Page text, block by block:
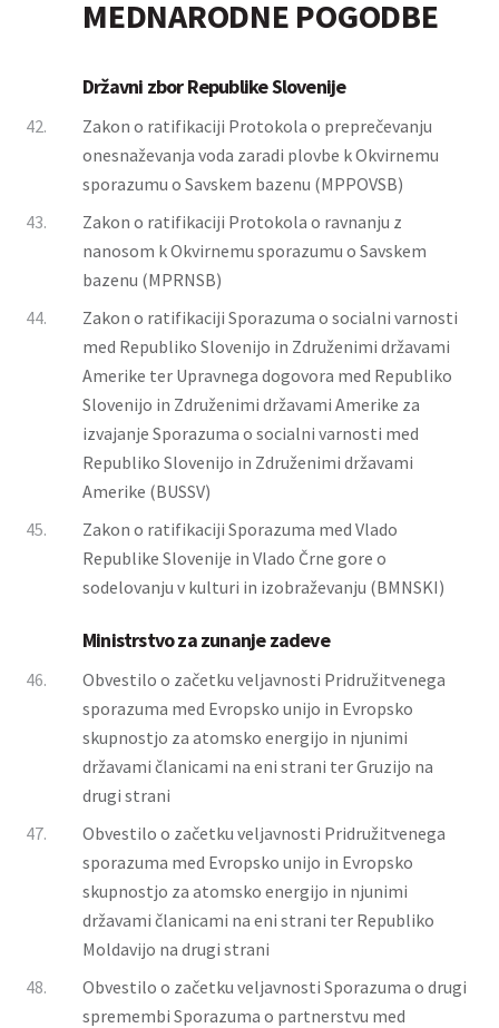
MEDNARODNE POGODBE
Državni zbor Republike Slovenije
42.
Zakon o ratifikaciji Protokola o preprečevanju
onesnaževanja voda zaradi plovbe k Okvirnemu
sporazumu o Savskem bazenu (MPPOVSB)
43.
Zakon o ratifikaciji Protokola o ravnanju z
nanosom k Okvirnemu sporazumu o Savskem
bazenu (MPRNSB)
44.
Zakon o ratifikaciji Sporazuma o socialni varnosti
med Republiko Slovenijo in Združenimi državami
Amerike ter Upravnega dogovora med Republiko
Slovenijo in Združenimi državami Amerike za
izvajanje Sporazuma o socialni varnosti med
Republiko Slovenijo in Združenimi državami
Amerike (BUSSV)
45.
Zakon o ratifikaciji Sporazuma med Vlado
Republike Slovenije in Vlado Črne gore o
sodelovanju v kulturi in izobraževanju (BMNSKI)
Ministrstvo za zunanje zadeve
46.
Obvestilo o začetku veljavnosti Pridružitvenega
sporazuma med Evropsko unijo in Evropsko
skupnostjo za atomsko energijo in njunimi
državami članicami na eni strani ter Gruzijo na
drugi strani
47.
Obvestilo o začetku veljavnosti Pridružitvenega
sporazuma med Evropsko unijo in Evropsko
skupnostjo za atomsko energijo in njunimi
državami članicami na eni strani ter Republiko
Moldavijo na drugi strani
48.
Obvestilo o začetku veljavnosti Sporazuma o drugi
spremembi Sporazuma o partnerstvu med